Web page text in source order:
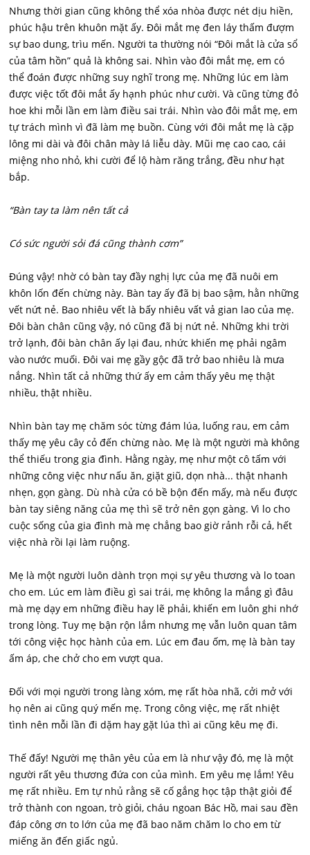
Nhưng thời gian cũng không thể xóa nhòa được nét dịu hiền,
phúc hậu trên khuôn mặt ấy. Đôi mắt mẹ đen láy thấm đượm
sự bao dung, trìu mến. Người ta thường nói “Đôi mắt là cửa sổ
của tâm hồn” quả là không sai. Nhìn vào đôi mắt mẹ, em có
thể đoán được những suy nghĩ trong mẹ. Những lúc em làm
được việc tốt đôi mắt ấy hạnh phúc như cười. Và cũng từng đỏ
hoe khi mỗi lần em làm điều sai trái. Nhìn vào đôi mắt mẹ, em
tự trách mình vì đã làm mẹ buồn. Cùng với đôi mắt mẹ là cặp
lông mi dài và đôi chân mày lá liễu dày. Mũi mẹ cao cao, cái
miệng nho nhỏ, khi cười để lộ hàm răng trắng, đều như hạt
bắp.
“Bàn tay ta làm nên tất cả
Có sức người sỏi đá cũng thành cơm”
Đúng vậy! nhờ có bàn tay đầy nghị lực của mẹ đã nuôi em
khôn lốn đến chừng này. Bàn tay ấy đã bị bao sậm, hằn những
vết nứt nẻ. Bao nhiêu vết là bấy nhiêu vất vả gian lao của mẹ.
Đôi bàn chân cũng vậy, nó cũng đã bị nứt nẻ. Những khi trời
trở lạnh, đôi bàn chân ấy lại đau, nhức khiến mẹ phải ngâm
vào nước muối. Đôi vai mẹ gầy gộc đã trở bao nhiêu là mưa
nắng. Nhìn tất cả những thứ ấy em cảm thấy yêu mẹ thật
nhiều, thật nhiều.
Nhìn bàn tay mẹ chăm sóc từng đám lúa, luống rau, em cảm
thấy mẹ yêu cây cỏ đến chừng nào. Mẹ là một người mà không
thể thiếu trong gia đình. Hằng ngày, mẹ như một cô tấm với
những công việc như nấu ăn, giặt giũ, dọn nhà... thật nhanh
nhẹn, gọn gàng. Dù nhà cửa có bề bộn đến mấy, mà nếu được
bàn tay siêng năng của mẹ thì sẽ trở nên gọn gàng. Vì lo cho
cuộc sống của gia đình mà mẹ chẳng bao giờ rảnh rỗi cả, hết
việc nhà rồi lại làm ruộng.
Mẹ là một người luôn dành trọn mọi sự yêu thương và lo toan
cho em. Lúc em làm điều gì sai trái, mẹ không la mắng gì đâu
mà mẹ dạy em những điều hay lẽ phải, khiến em luôn ghi nhớ
trong lòng. Tuy mẹ bận rộn lắm nhưng mẹ vẫn luôn quan tâm
tới công việc học hành của em. Lúc em đau ốm, mẹ là bàn tay
ấm áp, che chở cho em vượt qua.
Đối với mọi người trong làng xóm, mẹ rất hòa nhã, cởi mở với
họ nên ai cũng quý mến mẹ. Trong công việc, mẹ rất nhiệt
tình nên mỗi lần đi dặm hay gặt lúa thì ai cũng kêu mẹ đi.
Thế đấy! Người mẹ thân yêu của em là như vậy đó, mẹ là một
người rất yêu thương đứa con của mình. Em yêu mẹ lắm! Yêu
mẹ rất nhiều. Em tự nhủ rằng sẽ cố gắng học tập thật giỏi để
trở thành con ngoan, trò giỏi, cháu ngoan Bác Hồ, mai sau đền
đáp công ơn to lớn của mẹ đã bao năm chăm lo cho em từ
miếng ăn đến giấc ngủ.